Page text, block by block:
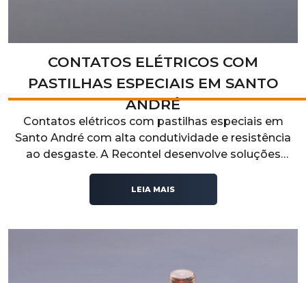
CONTATOS ELÉTRICOS COM
PASTILHAS ESPECIAIS EM SANTO
ANDRÉ
Contatos elétricos com pastilhas especiais em
Santo André com alta condutividade e resistência
ao desgaste. A Recontel desenvolve soluções
técnicas para aplicações industriais que exigem
desempenho elétrico, durabilidade e confiabilidade
operacional.
LEIA MAIS